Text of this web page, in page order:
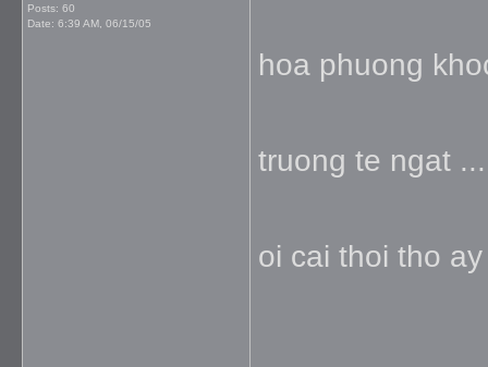
Posts: 60
Date: 6:39 AM, 06/15/05
hoa phuong
truong te ngat
oi cai thoi tho